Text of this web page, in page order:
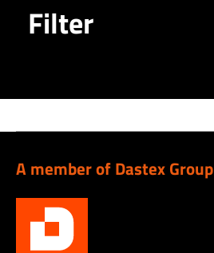
Filter
A member of Dastex Group